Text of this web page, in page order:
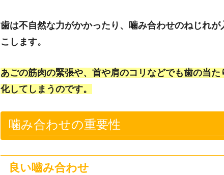
歯は不自然な力がかかったり、噛み合わせのねじれ
こします。
あごの筋肉の緊張や、首や肩のコリなどでも歯の当
化してしまうのです。
噛み合わせの重要性
良い嚙み合わせ